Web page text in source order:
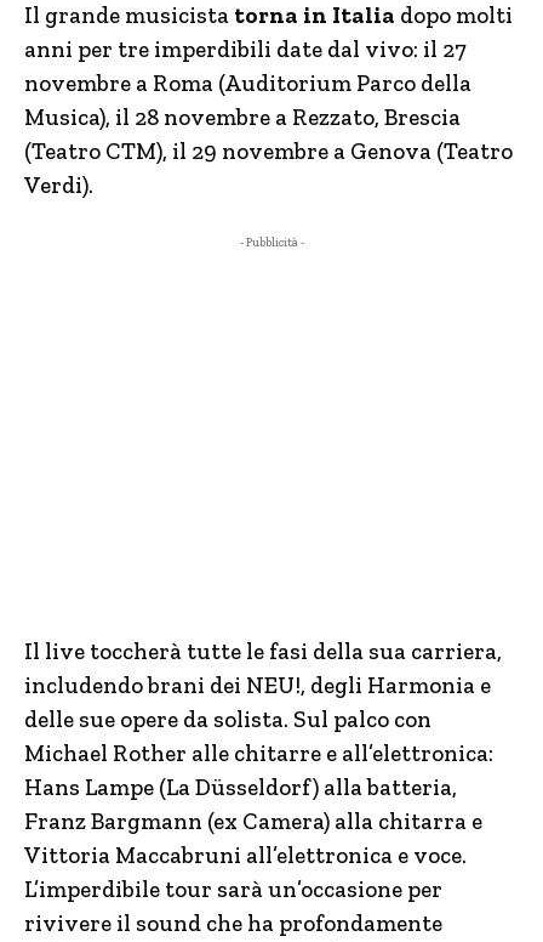
Il grande musicista torna in Italia dopo molti
anni per tre imperdibili date dal vivo: il 27
novembre a Roma (Auditorium Parco della
Musica), il 28 novembre a Rezzato, Brescia
(Teatro CTM), il 29 novembre a Genova (Teatro
Verdi).
- Pubblicità -
Il live toccherà tutte le fasi della sua carriera,
includendo brani dei NEU!, degli Harmonia e
delle sue opere da solista. Sul palco con
Michael Rother alle chitarre e all’elettronica:
Hans Lampe (La Düsseldorf) alla batteria,
Franz Bargmann (ex Camera) alla chitarra e
Vittoria Maccabruni all’elettronica e voce.
L’imperdibile tour sarà un’occasione per
rivivere il sound che ha profondamente